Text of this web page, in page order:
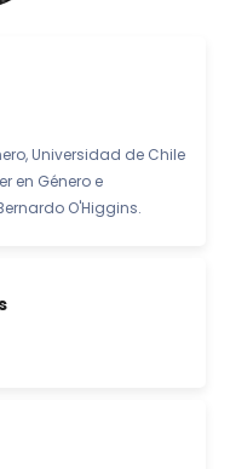
Universidad de Chile
en Género e
O'Higgins.